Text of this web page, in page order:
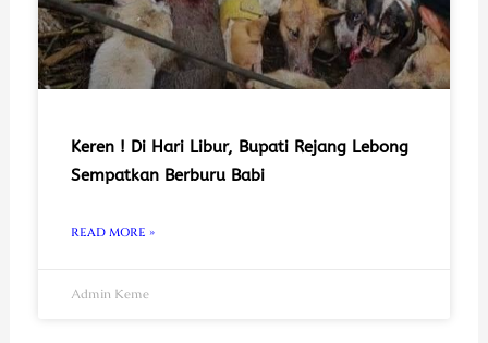
Keren ! Di Hari Libur, Bupati Rejang Lebong
Sempatkan Berburu Babi
READ MORE »
Admin Keme